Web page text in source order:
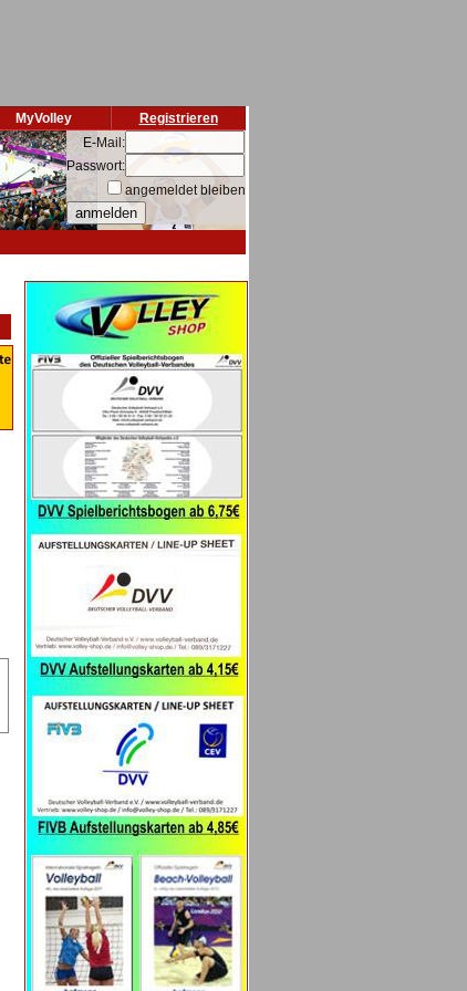
Registrieren
MyVolley
E-Mail:
Passwort:
angemeldet bleiben